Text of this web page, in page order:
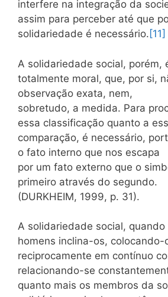
interfere na integração da
assim para perceber até que
solidariedade é necessário. [11]
A solidariedade social, porém,
totalmente moral, que, por si,
observação exata, nem,
sobretudo, a medida. Para
essa classificação quanto a
comparação, é necessário,
o fato interno que nos escapa
por um fato externo que o
primeiro através do segundo.
(DURKHEIM, 1999, p. 31).
A solidariedade social,
homens inclina-os, colocando-
reciprocamente em contínuo
relacionando-se
quanto mais os membros da